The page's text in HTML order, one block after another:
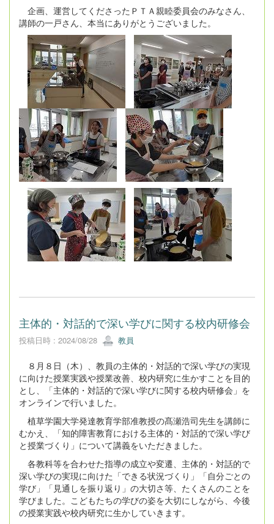
企画、運営してくださったＰＴＡ親睦委員会のみなさん、
講師の一戸さん、本当にありがとうございました。
主体的・対話的で深い学びに関する校内研修会
投稿日時 : 2024/08/28 教員
８月８日（木）、教員の主体的・対話的で深い学びの実現
に向けた授業実践や授業改善、校内研究に生かすことを目的
とし、「主体的・対話的で深い学びに関する校内研修会」を
オンラインで行いました。
植草学園大学発達教育学部准教授の髙瀬浩司先生を講師に
むかえ、「知的障害教育における主体的・対話的で深い学び
と授業づくり」について講義をいただきました。
各教科等を合わせた指導の成立や変遷、主体的・対話的で
深い学びの実現に向けた「できる状況づくり」「自分ごとの
学び」「見通しを振り返り」の大切さ等、たくさんのことを
学びました。こどもたちの学びの姿を大切にしながら、今後
の授業実践や校内研究に生かしていきます。